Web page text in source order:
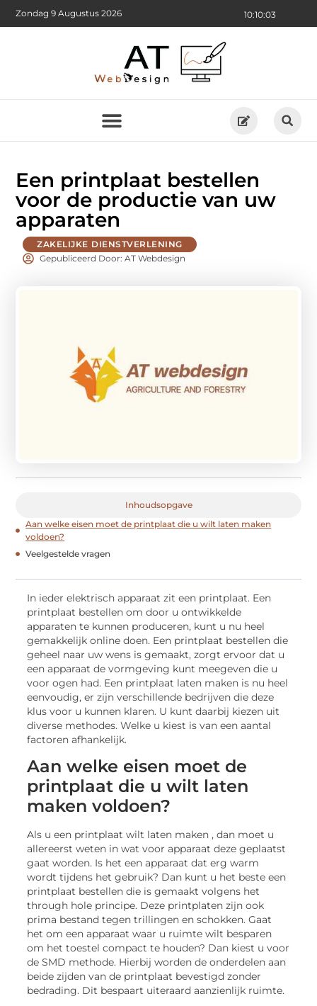
10:10:05
Zondag 9 Augustus 2026
Een printplaat bestellen
voor de productie van uw
apparaten
ZAKELIJKE DIENSTVERLENING
Gepubliceerd Door: AT Webdesign
Inhoudsopgave
Aan welke eisen moet de printplaat die u wilt laten maken
voldoen?
Veelgestelde vragen
In ieder elektrisch apparaat zit een printplaat. Een
printplaat bestellen om door u ontwikkelde
apparaten te kunnen produceren, kunt u nu heel
gemakkelijk online doen. Een printplaat bestellen die
geheel naar uw wens is gemaakt, zorgt ervoor dat u
een apparaat de vormgeving kunt meegeven die u
voor ogen had. Een printplaat laten maken is nu heel
eenvoudig, er zijn verschillende bedrijven die deze
klus voor u kunnen klaren. U kunt daarbij kiezen uit
diverse methodes. Welke u kiest is van een aantal
factoren afhankelijk.
Aan welke eisen moet de
printplaat die u wilt laten
maken voldoen?
Als u een printplaat wilt laten maken , dan moet u
allereerst weten in wat voor apparaat deze geplaatst
gaat worden. Is het een apparaat dat erg warm
wordt tijdens het gebruik? Dan kunt u het beste een
printplaat bestellen die is gemaakt volgens het
through hole principe. Deze printplaten zijn ook
prima bestand tegen trillingen en schokken. Gaat
het om een apparaat waar u ruimte wilt besparen
om het toestel compact te houden? Dan kiest u voor
de SMD methode. Hierbij worden de onderdelen aan
beide zijden van de printplaat bevestigd zonder
bedrading. Dit bespaart uiteraard aanzienlijk ruimte.